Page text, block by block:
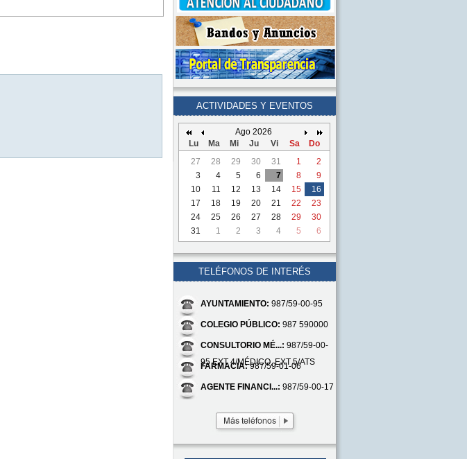
ACTIVIDADES Y EVENTOS
Ago 2026
Lu
Ma Mi Ju Vi Sa
Do
27
28 29 30 31 1
2
3
4 5 6 7 8
9
10
11 12 13 14 15
16
17
18 19 20 21 22
23
24
25 26 27 28 29
30
31
1 2 3 4 5 6
TELÉFONOS DE INTERÉS
AYUNTAMIENTO: 987/59-00-95
COLEGIO PÚBLICO: 987 590000
CONSULTORIO MÉ...: 987/59-00-
95 EXT 4/MÉDICO, EXT 5/ATS
FARMACIA:987/59-01-06
AGENTE FINANCI...: 987/59-00-17